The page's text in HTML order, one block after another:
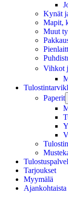
Kynät
Mapit,
Muut
Vihkot
Paperit
Tarjoukset
Myymälä
Ajankohtaista